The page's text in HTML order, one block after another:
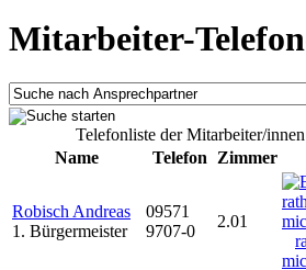
Mitarbeiter-
Telefonliste der Mitarbeiter/
Name
Telefon Zimmer
Robisch Andreas
1. Bürgermeister
09571
9707-0
2.01